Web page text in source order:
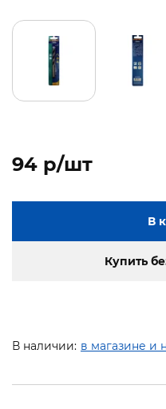
94 p/шт
В
Купить
В наличии: в магазине и